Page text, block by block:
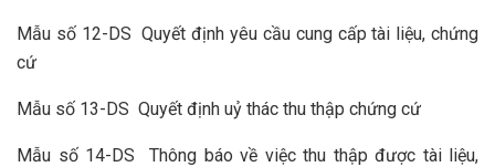
Mẫu số 12-DS Quyết định yêu cầu cung cấp tài liệu, chứng
cứ
Mẫu số 13-DS Quyết định uỷ thác thu thập chứng cứ
Mẫu số 14-DS Thông báo về việc thu thập được tài liệu,